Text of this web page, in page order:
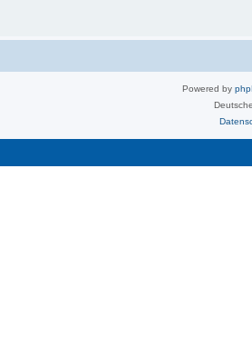
Powered by